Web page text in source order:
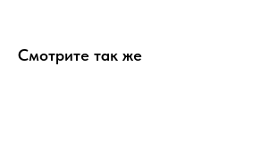
Смотрите так же